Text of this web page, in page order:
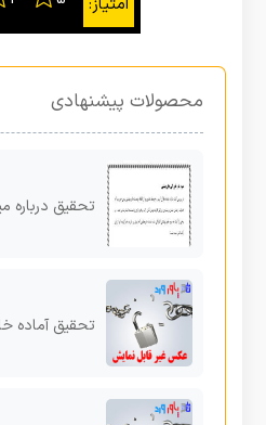
محصولات پیشنهادی
تحقیق درباره
تحقیق آماده